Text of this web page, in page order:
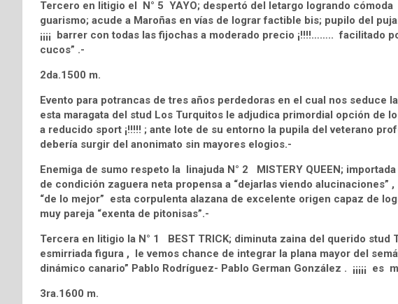
Tercero en litigio el N° 5 YAYO; despertó del letargo logrando
guarismo; acude a Maroñas en vías de lograr factible bis; pupilo del
¡¡¡¡ barrer con todas las fijochas a moderado precio ¡!!!!…….. facilitado
cucos” .-
2da.1500 m.
Evento para potrancas de tres años perdedoras en el cual nos seduce
esta maragata del stud Los Turquitos le adjudica primordial opción de
a reducido sport ¡!!!!! ; ante lote de su entorno la pupila del veterano
debería surgir del anonimato sin mayores elogios.-
Enemiga de sumo respeto la linajuda N° 2 MISTERY QUEEN;
de condición zaguera neta propensa a “dejarlas viendo alucinaciones”
“de lo mejor” esta corpulenta alazana de excelente origen capaz de
muy pareja “exenta de pitonisas”.-
Tercera en litigio la N° 1 BEST TRICK; diminuta zaina del querido stud
esmirriada figura , le vemos chance de integrar la plana mayor del
dinámico canario” Pablo Rodríguez- Pablo German González . ¡¡¡¡¡ es
3ra.1600 m.